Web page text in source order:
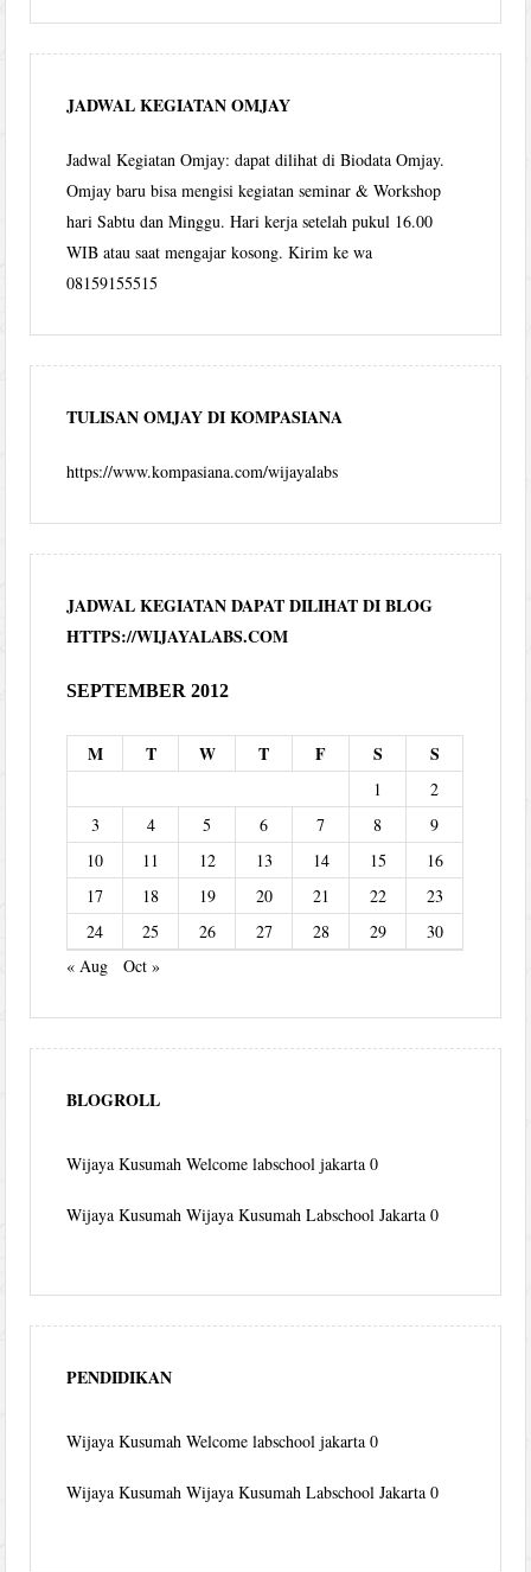
JADWAL KEGIATAN OMJAY
Jadwal Kegiatan Omjay: dapat dilihat di Biodata Omjay.
Omjay baru bisa mengisi kegiatan seminar & Workshop
hari Sabtu dan Minggu. Hari kerja setelah pukul 16.00
WIB atau saat mengajar kosong. Kirim ke wa
08159155515
TULISAN OMJAY DI KOMPASIANA
https://www.kompasiana.com/wijayalabs
JADWAL KEGIATAN DAPAT DILIHAT DI BLOG
HTTPS://WIJAYALABS.COM
SEPTEMBER 2012
M T W T F S S
1
2
3
4 5 6 7 8
9
10
11 12 13 14 15
16
17
18 19 20 21 22
23
24
25 26 27 28 29
30
« Aug
Oct »
BLOGROLL
Wijaya Kusumah Welcome labschool jakarta 0
Wijaya Kusumah Wijaya Kusumah Labschool Jakarta 0
PENDIDIKAN
Wijaya Kusumah Welcome labschool jakarta 0
Wijaya Kusumah Wijaya Kusumah Labschool Jakarta 0